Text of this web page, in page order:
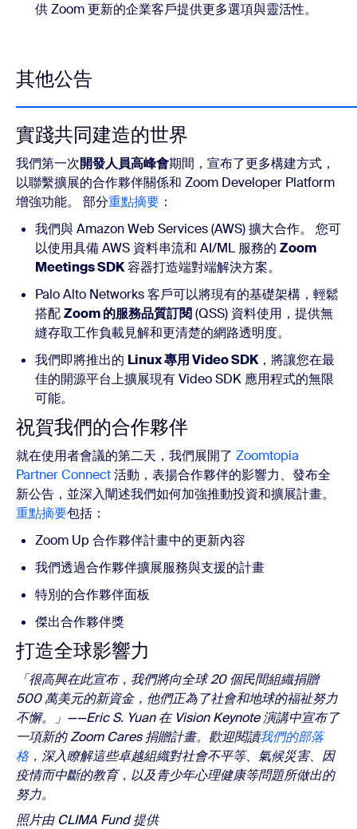
供 Zoom 更新的企業客戶提供更多選項與靈活性。
其他公告
實踐共同建造的世界
我們第一次開發人員高峰會期間，宣布了更多構建方式，
以聯繫擴展的合作夥伴關係和 Zoom Developer Platform
增強功能。 部分重點摘要 ：
我們與 Amazon Web Services (AWS) 擴大合作。 您可
以使用具備 AWS 資料串流和 AI/ML 服務的 Zoom
Meetings SDK容器打造端對端解決方案。
Palo Alto Networks 客戶可以將現有的基礎架構，輕鬆
搭配Zoom 的服務品質訂閱 (QSS) 資料使用，提供無
縫存取工作負載見解和更清楚的網路透明度。
我們即將推出的 Linux 專用 Video SDK，將讓您在最
佳的開源平台上擴展現有 Video SDK 應用程式的無限
可能。
祝賀我們的合作夥伴
就在使用者會議的第二天，我們展開了 Zoomtopia
Partner Connect活動，表揚合作夥伴的影響力、發布全
新公告，並深入闡述我們如何加強推動投資和擴展計畫。
重點摘要包括：
Zoom Up 合作夥伴計畫中的更新內容
我們透過合作夥伴擴展服務與支援的計畫
特別的合作夥伴面板
傑出合作夥伴獎
打造全球影響力
「很高興在此宣布，我們將向全球 20 個民間組織捐贈
500 萬美元的新資金，他們正為了社會和地球的福祉努力
不懈。」——Eric S. Yuan 在 Vision Keynote 演講中宣布了
一項新的 Zoom Cares 捐贈計畫。歡迎閱讀我們的部落
格，深入瞭解這些卓越組織對社會不平等、氣候災害、因
疫情而中斷的教育，以及青少年心理健康等問題所做出的
努力。
照片由 CLIMA Fund 提供